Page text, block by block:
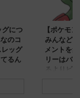
グにつ
のコ
ッグ
るん
【ポケモ
みんなど
メントを
リーはバ
るよりビ